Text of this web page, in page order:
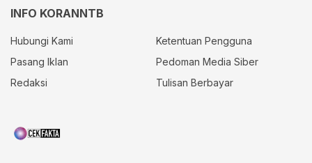
INFO KORANNTB
Hubungi Kami
Ketentuan Pengguna
Pasang Iklan
Pedoman Media Siber
Redaksi
Tulisan Berbayar